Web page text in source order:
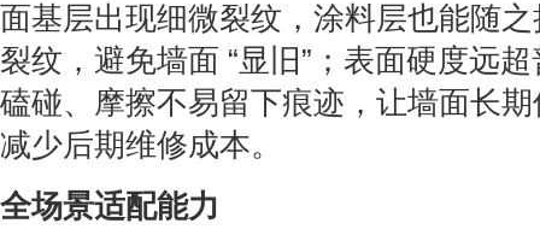
面基层出现细微裂纹，涂料层也能随
裂纹，避免墙面 “显旧”；表面硬度远
磕碰、摩擦不易留下痕迹，让墙面长
减少后期维修成本。
全场景适配能力